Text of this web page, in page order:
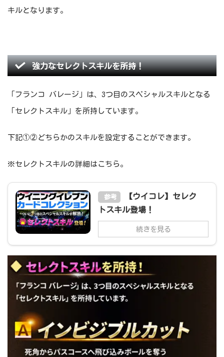
キルとなります。
強力なセレクトスキルを所持！
「フランコ バレージ」は、3つ目のスペシャルスキルとなる
「セレクトスキル」を所持しています。
下記①②どちらかのスキルを設定することができます。
※セレクトスキルの詳細はこちら。
参考
【ウイコレ】セレク
トスキル登場！
続きを見る